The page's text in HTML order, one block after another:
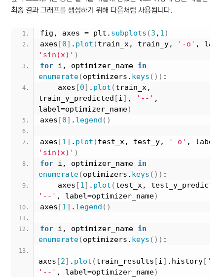
최종 결과 그래프를 생성하기 위해 다음처럼 사용됩니다.
fig, axes = plt. subplots (3 , 1)
axes [0] . plot (train_x, train_y,
'-o'
'sin(x)' )
for i, optimizer_name in
enumerate(optimizers. keys ()) :
    axes
[0] . plot (train_x,
train_y_predicted [i] , '--' ,
label=optimizer_name)
axes [0] . legend ()
axes [1] . plot (test_x, test_y,
'-o'
'sin(x)' )
for i, optimizer_name in
enumerate(optimizers. keys ()) :
    axes
[1] . plot (test_x,
'--' , label=optimizer_name)
axes [1] . legend ()
for i, optimizer_name in
enumerate(optimizers. keys ()) :
axes [2] . plot (train_results [i] .history[
'--' , label=optimizer_name)